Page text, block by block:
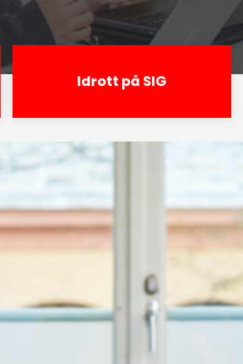
Idrott på SIG